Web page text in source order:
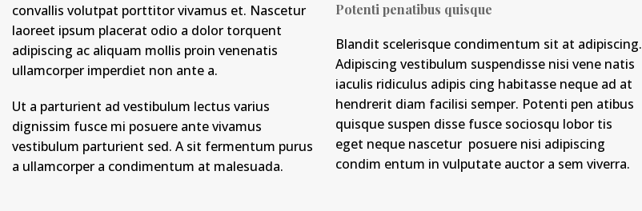
convallis volutpat porttitor vivamus et. Nascetur
laoreet ipsum placerat odio a dolor torquent
adipiscing ac aliquam mollis proin venenatis
ullamcorper imperdiet non ante a.
Ut a parturient ad vestibulum lectus varius
dignissim fusce mi posuere ante vivamus
vestibulum parturient sed. A sit fermentum purus
a ullamcorper a condimentum at malesuada.
Potenti penatibus quisque
Blandit scelerisque condimentum sit at adipiscing.
Adipiscing vestibulum suspendisse nisi vene natis
iaculis ridiculus adipis cing habitasse neque ad at
hendrerit diam facilisi semper. Potenti pen atibus
quisque suspen disse fusce sociosqu lobor tis
eget neque nascetur posuere nisi adipiscing
condim entum in vulputate auctor a sem viverra.